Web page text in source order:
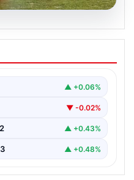
sırasında
hayatını
▲ +0.06%
▼ -0.02%
▲ +0.43%
▲ +0.48%